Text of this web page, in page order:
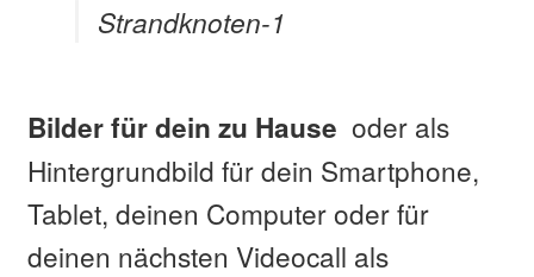
Strandknoten-1
Bilder für dein zu Hause oder als
Hintergrundbild für dein Smartphone,
Tablet, deinen Computer oder für
deinen nächsten Videocall als